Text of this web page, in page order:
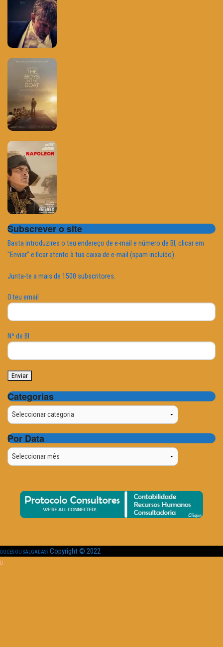
Subscrever o site
Basta introduzires o teu endereço de e-mail e número de BI, clicar em
"Enviar" e ficar atento à tua caixa de e-mail (spam incluído).
Junta-te a mais de 1500 subscritores.
O teu email
Nº de BI
Categorias
Categorias
Por Data
Por
Data
DOCES OU SALGADAS? Copyright © 2022